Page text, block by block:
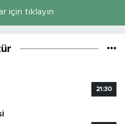
için tıklayın
21:30